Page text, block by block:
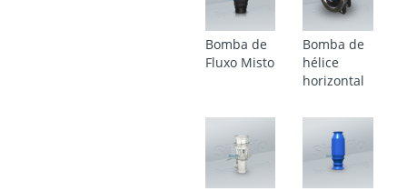
Bomba de
Fluxo Misto
Bomba de
hélice
horizontal